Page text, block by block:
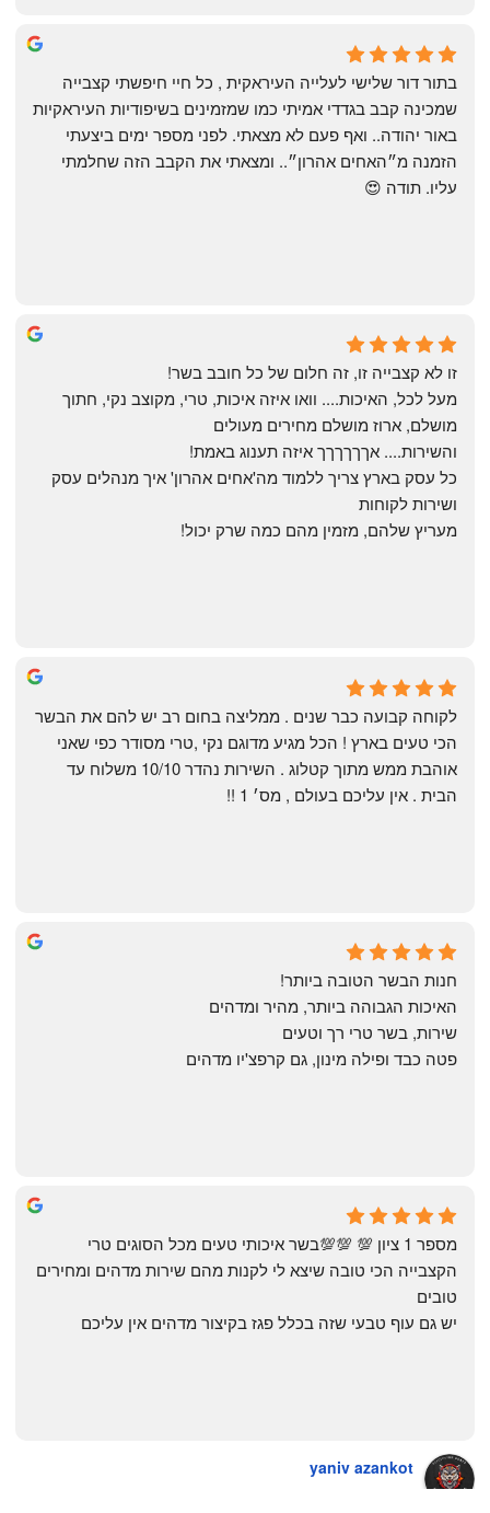
שי
4 months ago
Yonatan Menashe
6 months ago
עליו. תודה 😍
Shahaf Bendarker
6 months ago
זו לא קצבייה זו, זה חלום של כל חובב בשר!
מושלם, ארוז מושלם מחירים מעולים
והשירות.... אךךךךךך איזה תענוג באמת!
ושירות לקוחות
מעריץ שלהם, מזמין מהם כמה שרק יכול!
Annael Annael
9 months ago
הבית . אין עליכם בעולם , מס׳ 1 !!
The Artechology
a year ago
חנות הבשר הטובה ביותר!
האיכות הגבוהה ביותר, מהיר ומדהים
שירות, בשר טרי רך וטעים
פטה כבד ופילה מינון, גם קרפצ'יו מדהים
yaniv azankot
טובים
יש גם עוף טבעי שזה בכלל פגז בקיצור מדהים אין עליכם